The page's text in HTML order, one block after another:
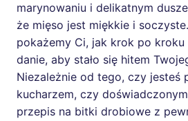
marynowaniu i delikatnym
że mięso jest miękkie i
pokażemy Ci, jak krok po
danie, aby stało się hitem
Niezależnie od tego, czy jesteś
kucharzem, czy
przepis na bitki drobiowe z